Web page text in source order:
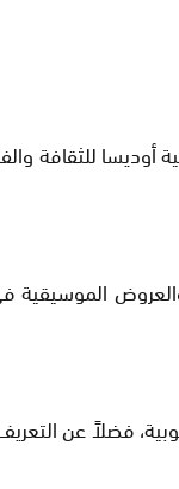
جمعية أوديسا
الموسيقية
فضلاً عن